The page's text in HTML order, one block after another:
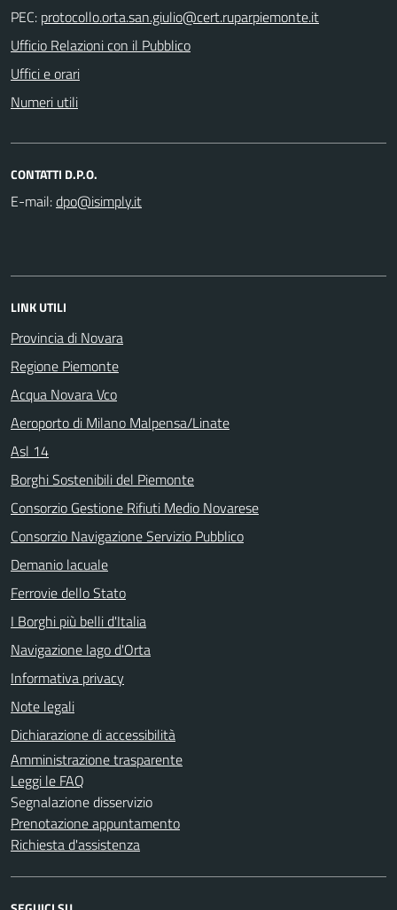
PEC:
Ufficio Relazioni con il Pubblico
Uffici e orari
Numeri utili
CONTATTI D.P.O.
E-mail:
LINK UTILI
Provincia di Novara
Regione Piemonte
Acqua Novara Vco
Aeroporto di Milano Malpensa/Linate
Asl 14
Borghi Sostenibili del Piemonte
Consorzio Gestione Rifiuti Medio Novarese
Consorzio Navigazione Servizio Pubblico
Demanio lacuale
Ferrovie dello Stato
I Borghi più belli d'Italia
Navigazione lago d'Orta
Informativa privacy
Note legali
Dichiarazione di accessibilità
Amministrazione trasparente
Leggi le FAQ
Segnalazione disservizio
Prenotazione appuntamento
Richiesta d'assistenza